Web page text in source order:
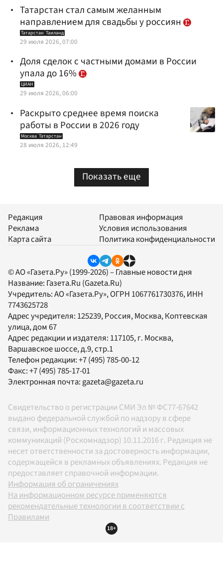
Татарстан стал самым желанным
направлением для свадьбы у россиян
Татарстан Таиланд
29 июля 2026, 07:00
Доля сделок с частными домами в России
упала до 16%
ЦИАН
29 июля 2026, 06:00
Раскрыто среднее время поиска
работы в России в 2026 году
Москва Татарстан
28 июля 2026, 12:49
Показать еще
Редакция
Реклама
Карта сайта
Правовая информация
Условия использования
Политика конфиденциальности
© АО «Газета.Ру» (1999-2026) – Главные новости дня
Название: Газета.Ru (Gazeta.Ru)
Учредитель:АО «Газета.Ру», ОГРН 1067761730376, ИНН
7743625728
Адрес учредителя: 125239, Россия, Москва, Коптевская
улица, дом 67
Адрес редакции и издателя: 117105, г. Москва,
Варшавское шоссе, д.9, стр.1
Телефон редакции:+7 (495) 785-00-12
Факс:+7 (495) 785-17-01
Электронная почта:gazeta@gazeta.ru
Свидетельство о регистрации СМИ Эл № ФС77-67642
выдано федеральной службой по надзору в сфере
связи, информационных технологий и массовых
коммуникаций (Роскомнадзор) 10.11.2016 г. Редакция не
несет ответственности за достоверность информации,
содержащейся в рекламных объявлениях. Редакция не
предоставляет справочной информации.
Информация об ограничениях
На информационном ресурсе применяются
рекомендательные технологии в соответствии с
Правилами
18+